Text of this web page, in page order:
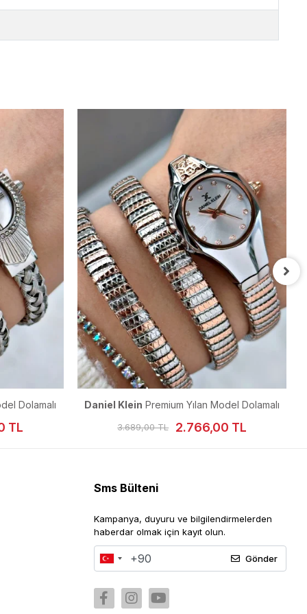
Dolamalı
TL
Daniel Klein Premium Yılan Model Dolamalı
Kadın Kol Saati 23 mm
3.689,00 TL 2.766,00 TL
Sms Bülteni
Kampanya, duyuru ve bilgilendirmelerden
haberdar olmak için kayıt olun.
Gönder